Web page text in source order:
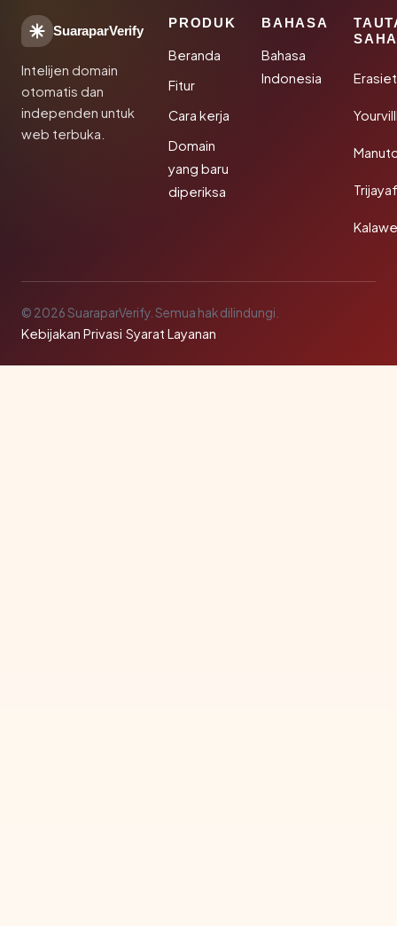
SuaraparVerify
Intelijen domain
otomatis dan
independen untuk
web terbuka.
PRODUK
Beranda
Fitur
Cara kerja
Domain
yang baru
diperiksa
BAHASA
Bahasa
Indonesia
© 2026 SuaraparVerify. Semua hak dilindungi.
Kebijakan Privasi·Syarat Layanan